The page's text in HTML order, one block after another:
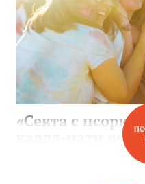
«Секта с
каддл-пати все